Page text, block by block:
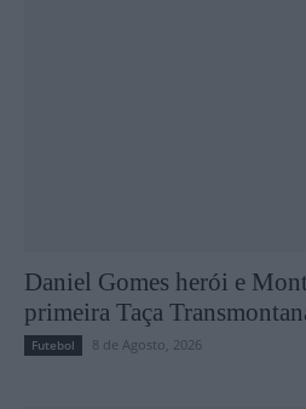
Daniel Gomes herói e
primeira Taça
Futebol 8 de Agosto, 2026